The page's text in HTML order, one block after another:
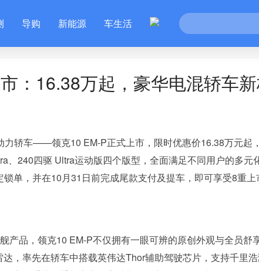
导购 新能源 车生活
：16.38万起，豪华电混轿车
力轿车——领克10 EM-P正式上市，限时优惠价16.38万元起
、240四驱 Ultra运动版四个版型，全面满足不同用户的多元
单，并在10月31日前完成尾款支付及提车，即可享受8重上
产品，领克10 EM-P不仅拥有一眼可辨的原创外观与全员舒
，率先在轿车中搭载英伟达Thor辅助驾驶芯片，支持千里